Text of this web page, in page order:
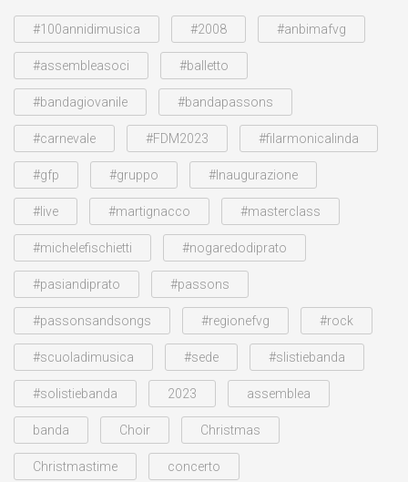
#100annidimusica #2008 #anbimafvg
#assembleasoci #balletto
#bandagiovanile #bandapassons
#carnevale #FDM2023 #filarmonicalinda
#gfp #gruppo #Inaugurazione
#live #martignacco #masterclass
#michelefischietti #nogaredodiprato
#pasiandiprato #passons
#passonsandsongs #regionefvg #rock
#scuoladimusica #sede #slistiebanda
#solistiebanda 2023 assemblea
banda Choir Christmas
Christmastime concerto